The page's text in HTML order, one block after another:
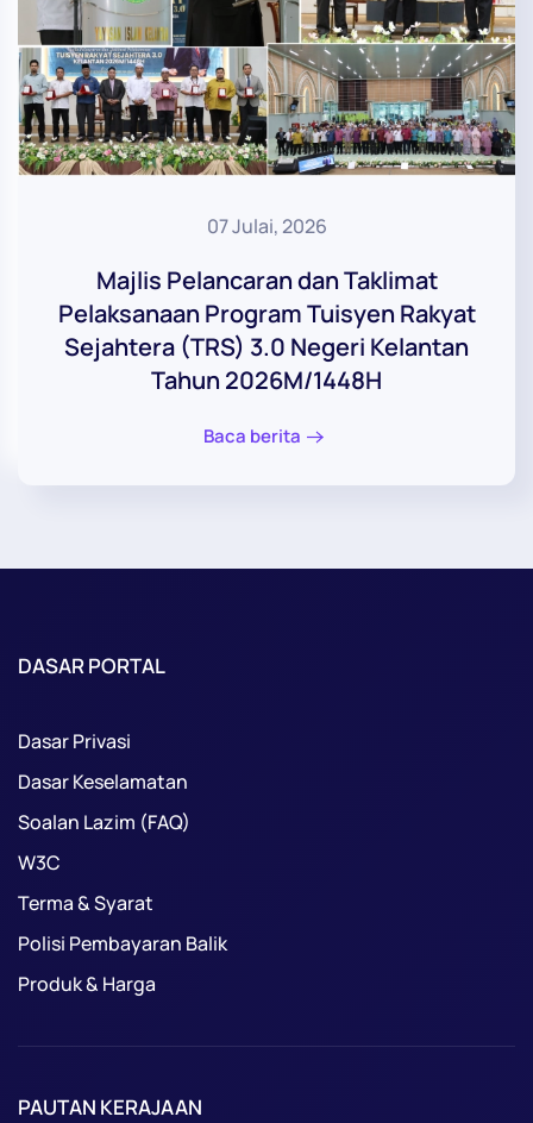
07 Julai, 2026
Majlis Pelancaran dan Taklimat
Pelaksanaan Program Tuisyen Rakyat
Sejahtera (TRS) 3.0 Negeri Kelantan
Tahun 2026M/1448H
Baca berita
DASAR PORTAL
Dasar Privasi
Dasar Keselamatan
Soalan Lazim (FAQ)
W3C
Terma & Syarat
Polisi Pembayaran Balik
Produk & Harga
PAUTAN KERAJAAN